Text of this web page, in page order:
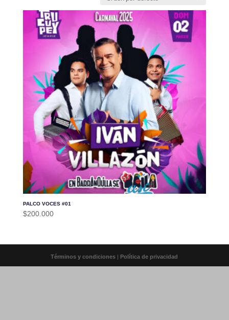
PALCO VOCES #01
$200.000
Términos y condiciones | Política de privacidad